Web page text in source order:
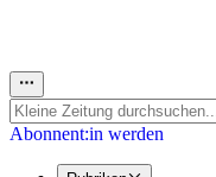
Abonnent:in werden